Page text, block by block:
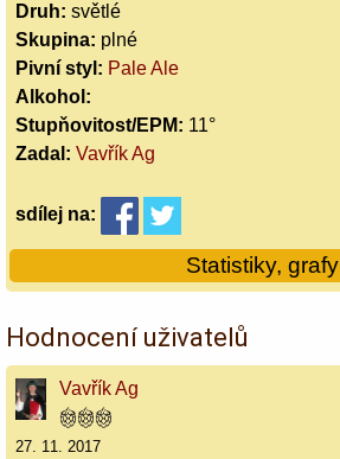
Druh: světlé
Skupina: plné
Pivní styl: Pale Ale
Alkohol:
Stupňovitost/EPM: 11°
Zadal: Vavřík Ag
sdílej na:
Statistiky, grafy
Hodnocení uživatelů
Vavřík Ag
27. 11. 2017